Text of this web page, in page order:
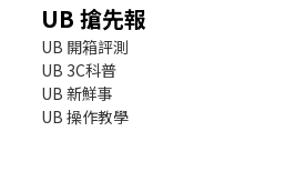
UB 搶先報
UB 開箱評測
UB 3C科普
UB 新鮮事
UB 操作教學